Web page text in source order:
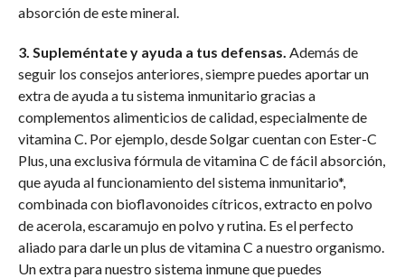
absorción de este mineral.
3. Supleméntate y ayuda a tus defensas. Además de
seguir los consejos anteriores, siempre puedes aportar un
extra de ayuda a tu sistema inmunitario gracias a
complementos alimenticios de calidad, especialmente de
vitamina C. Por ejemplo, desde Solgar cuentan con Ester-C
Plus, una exclusiva fórmula de vitamina C de fácil absorción,
que ayuda al funcionamiento del sistema inmunitario*,
combinada con bioflavonoides cítricos, extracto en polvo
de acerola, escaramujo en polvo y rutina. Es el perfecto
aliado para darle un plus de vitamina C a nuestro organismo.
Un extra para nuestro sistema inmune que puedes